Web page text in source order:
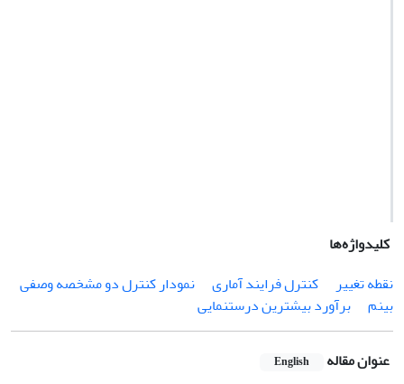
کلیدواژه‌ها
نقطه تغییر
کنترل فرایند آماری
نمودار کنترل دو مشخصه وصفی
بینم
برآورد بیشترین درستنمایی
عنوان مقاله English